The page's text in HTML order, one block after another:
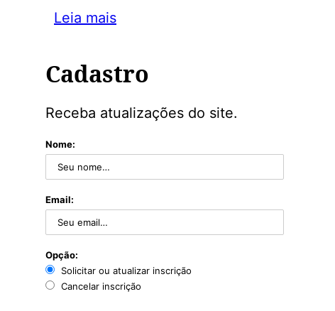
Leia mais
Cadastro
Receba atualizações do site.
Nome:
Email:
Opção:
Solicitar ou atualizar inscrição
Cancelar inscrição